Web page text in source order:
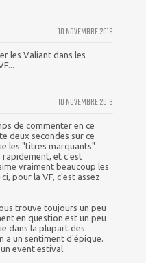
10 NOVEMBRE 2013
les Valiant dans les
10 NOVEMBRE 2013
de commenter en ce
deux secondes sur ce
les "titres marquants"
rapidement, et c'est
vraiment beaucoup les
pour la VF, c'est assez
trouve toujours un peu
en question est un peu
dans la plupart des
a un sentiment d'épique.
event estival.